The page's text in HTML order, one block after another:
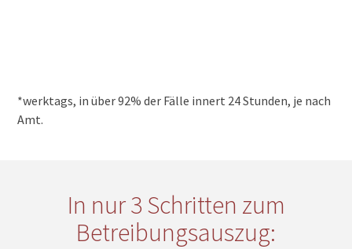
*werktags, in über 92% der Fälle innert 24 Stunden, je nach
Amt.
In nur 3 Schritten zum
Betreibungsauszug: